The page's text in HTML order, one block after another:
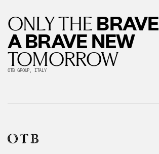
ONLY THE BRAVE
A BRAVE NEW
TOMORROW
OTB GROUP, ITALY